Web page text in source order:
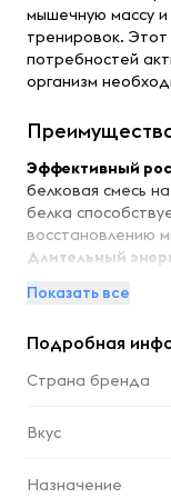
мышечную массу и
тренировок.
потребностей
организм
Эффективный
белковая смесь
белка
восстановлению
Длительный
амилопектин,
тренировки.
бромелайн
продукта.
Особенности:
Показать все
Подробная
Страна бренда
Вкус
Назначение